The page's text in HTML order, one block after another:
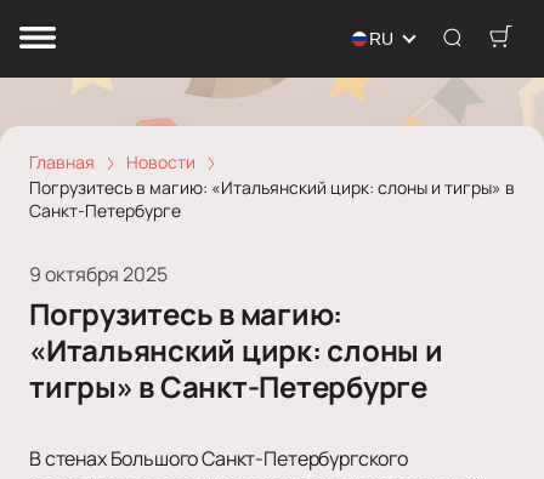
RU
Главная
Новости
Погрузитесь в магию: «Итальянский цирк: слоны и тигры» в
Санкт-Петербурге
9 октября 2025
Погрузитесь в магию:
«Итальянский цирк: слоны и
тигры» в Санкт-Петербурге
В стенах Большого Санкт-Петербургского